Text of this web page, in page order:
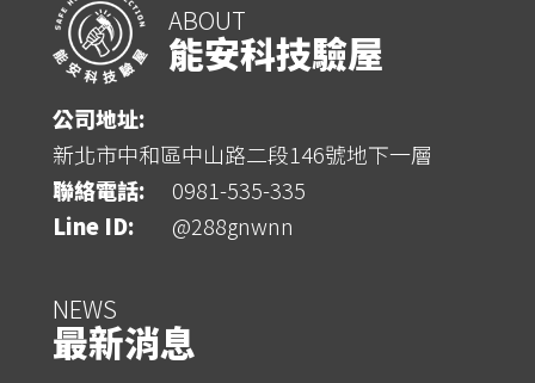
ABOUT
能安科技驗屋
公司地址:
新北市中和區中山路二段146號地下一層
聯絡電話:
0981-535-335
Line ID:
@288gnwnn
NEWS
最新消息